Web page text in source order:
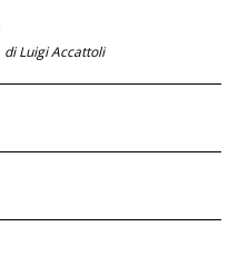
di Luigi Accattoli